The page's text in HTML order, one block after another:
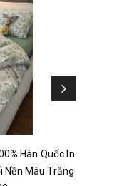
Hàn Quốc In
Nền Màu Trắng